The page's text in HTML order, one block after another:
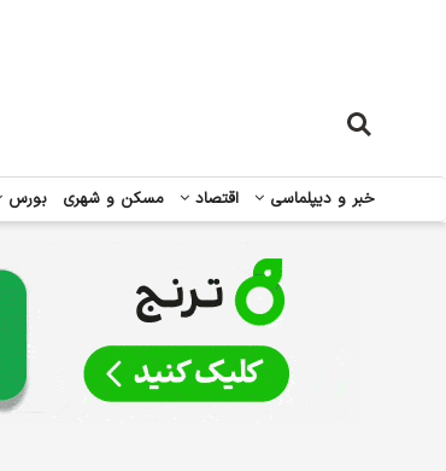
خبر و دیپلماسی اقتصاد مسکن و شهری بورس